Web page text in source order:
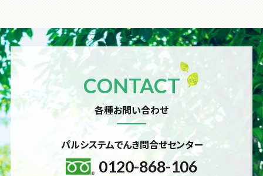
CONTACT
各種お問い合わせ
パルシステムでんき問合せセンター
0120-868-106